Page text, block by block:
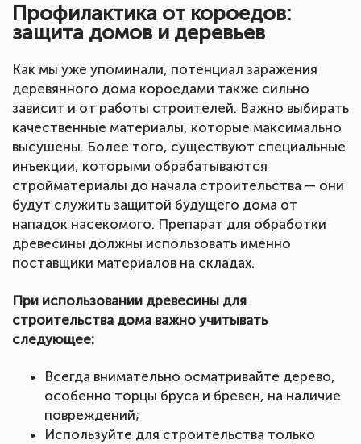
Профилактика от короедов:
защита домов и деревьев
Как мы уже упоминали, потенциал заражения
деревянного дома короедами также сильно
зависит и от работы строителей. Важно выбирать
качественные материалы, которые максимально
высушены. Более того, существуют специальные
инъекции, которыми обрабатываются
стройматериалы до начала строительства — они
будут служить защитой будущего дома от
нападок насекомого. Препарат для обработки
древесины должны использовать именно
поставщики материалов на складах.
При использовании древесины для
строительства дома важно учитывать
следующее:
Всегда внимательно осматривайте дерево,
особенно торцы бруса и бревен, на наличие
повреждений;
Используйте для строительства только